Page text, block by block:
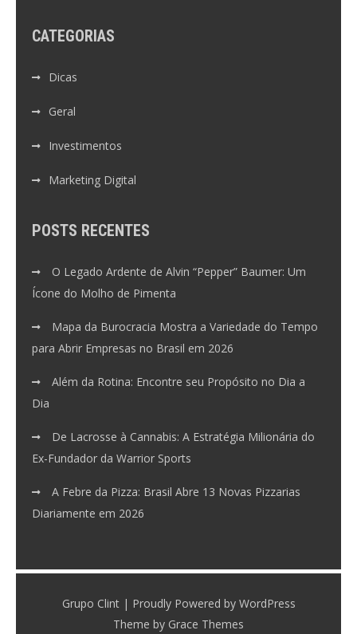
CATEGORIAS
Dicas
Geral
Investimentos
Marketing Digital
POSTS RECENTES
O Legado Ardente de Alvin “Pepper” Baumer: Um
Ícone do Molho de Pimenta
Mapa da Burocracia Mostra a Variedade do Tempo
para Abrir Empresas no Brasil em 2026
Além da Rotina: Encontre seu Propósito no Dia a
Dia
De Lacrosse à Cannabis: A Estratégia Milionária do
Ex-Fundador da Warrior Sports
A Febre da Pizza: Brasil Abre 13 Novas Pizzarias
Diariamente em 2026
Grupo Clint | Proudly Powered by WordPress
Theme by Grace Themes